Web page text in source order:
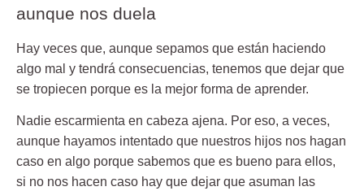
aunque nos duela
Hay veces que, aunque sepamos que están haciendo
algo mal y tendrá consecuencias, tenemos que dejar que
se tropiecen porque es la mejor forma de aprender.
Nadie escarmienta en cabeza ajena. Por eso, a veces,
aunque hayamos intentado que nuestros hijos nos hagan
caso en algo porque sabemos que es bueno para ellos,
si no nos hacen caso hay que dejar que asuman las